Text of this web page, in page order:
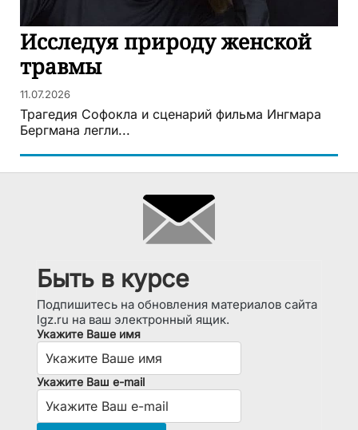
Исследуя природу женской
травмы
11.07.2026
Трагедия Софокла и сценарий фильма Ингмара
Бергмана легли...
Быть в курсе
Подпишитесь на обновления материалов сайта
lgz.ru на ваш электронный ящик.
Укажите Ваше имя
Укажите Ваш e-mail